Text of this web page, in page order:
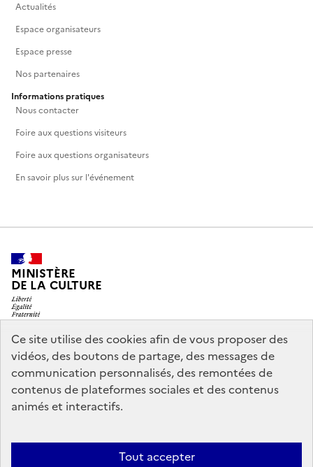
Actualités
Espace organisateurs
Espace presse
Nos partenaires
Informations pratiques
Nous contacter
Foire aux questions visiteurs
Foire aux questions organisateurs
En savoir plus sur l'événement
MINISTÈRE
DE LA CULTURE
legifrance.gouv.fr
info.gouv.fr
service-public.gouv.fr
data.gouv.fr
Mentions légales
Ce site utilise des cookies afin de vous proposer des
vidéos, des boutons de partage, des messages de
communication personnalisés, des remontées de
contenus de plateformes sociales et des contenus
animés et interactifs.
Tout accepter